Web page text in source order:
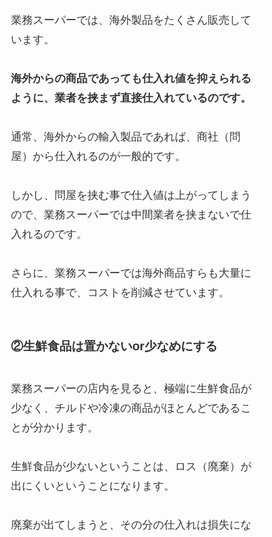
業務スーパーでは、海外製品をたくさん販売して
います。
海外からの商品であっても仕入れ値を抑えられる
ように、業者を挟まず直接仕入れているのです。
通常、海外からの輸入製品であれば、商社（問
屋）から仕入れるのが一般的です。
しかし、問屋を挟む事で仕入値は上がってしまう
ので、業務スーパーでは中間業者を挟まないで仕
入れるのです。
さらに、業務スーパーでは海外商品すらも大量に
仕入れる事で、コストを削減させています。
②生鮮食品は置かないor少なめにする
業務スーパーの店内を見ると、極端に生鮮食品が
少なく、チルドや冷凍の商品がほとんどであるこ
とが分かります。
生鮮食品が少ないということは、ロス（廃棄）が
出にくいということになります。
廃棄が出てしまうと、その分の仕入れは損失にな